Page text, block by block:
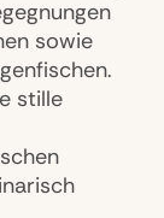
sowie
stille